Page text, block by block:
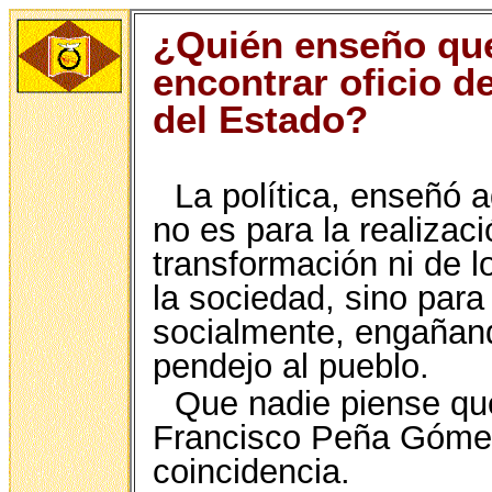
¿Quién enseño
encontrar oficio
del Estado?
La política, enseñó
no es para la
transformación ni de
la sociedad, sino
socialmente,
pendejo al pueblo.
Que nadie piense
Francisco Peña
coincidencia.